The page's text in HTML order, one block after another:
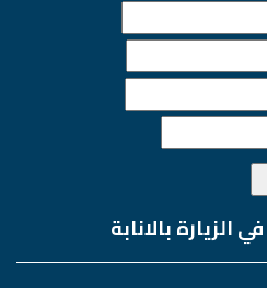
بالانابة